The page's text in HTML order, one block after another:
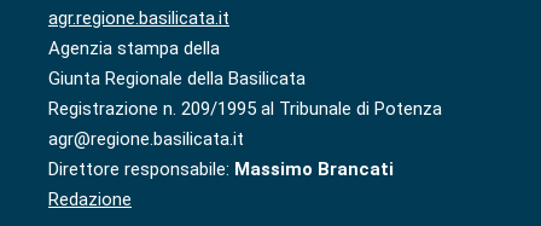
agr.regione.basilicata.it
Agenzia stampa della
Giunta Regionale della Basilicata
Registrazione n. 209/1995 al Tribunale di Potenza
agr@regione.basilicata.it
Direttore responsabile: Massimo Brancati
Redazione